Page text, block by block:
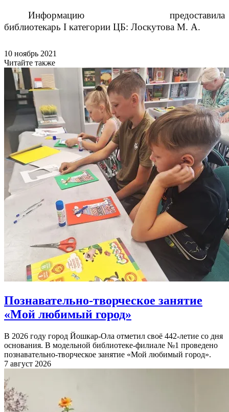
Информацию предоставила
библиотекарь I категории ЦБ: Лоскутова М. А.
10 ноябрь 2021
Читайте также
Познавательно-творческое занятие
«Мой любимый город»
В 2026 году город Йошкар-Ола отметил своё 442-летие со дня
основания. В модельной библиотеке-филиале №1 проведено
познавательно-творческое занятие «Мой любимый город».
7 август 2026